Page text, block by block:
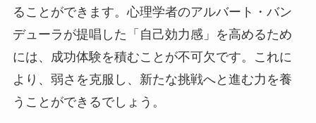
ることができます。心理学者のアルバート・バン
デューラが提唱した「自己効力感」を高めるため
には、成功体験を積むことが不可欠です。これに
より、弱さを克服し、新たな挑戦へと進む力を養
うことができるでしょう。